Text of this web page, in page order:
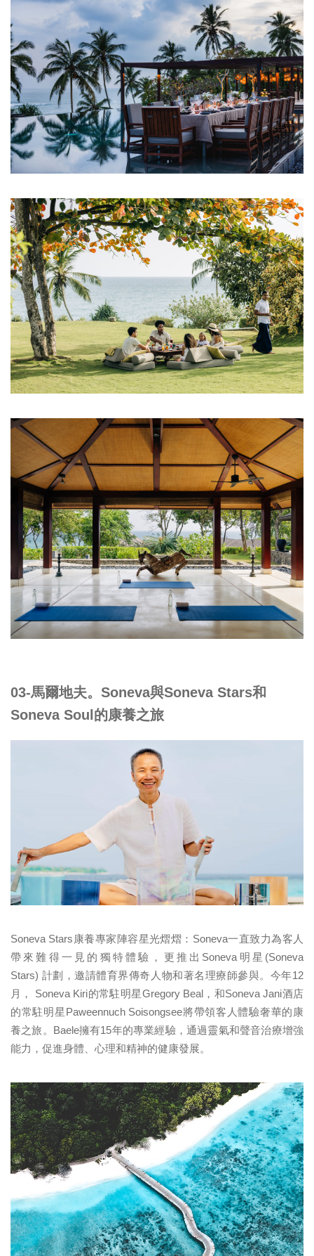
03-馬爾地夫。Soneva與Soneva Stars和
Soneva Soul的康養之旅
Soneva Stars康養專家陣容星光熠熠：Soneva一直致力為客人
帶來難得一見的獨特體驗，更推出Soneva明星(Soneva
Stars) 計劃，邀請體育界傳奇人物和著名理療師參與。今年12
月， Soneva Kiri的常駐明星Gregory Beal，和Soneva Jani酒店
的常駐明星Paweennuch Soisongsee將帶領客人體驗奢華的康
養之旅。Baele擁有15年的專業經驗，通過靈氣和聲音治療增強
能力，促進身體、心理和精神的健康發展。